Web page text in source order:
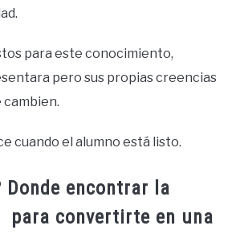
para este conocimiento,
pero sus propias creencias
cuando el alumno está listo.
Donde encontrar la
para convertirte en una